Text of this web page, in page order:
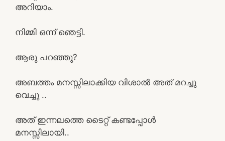
അറിയാം.
നിമ്മി ഒന്ന് ഞെട്ടി.
ആരു പറഞ്ഞു?
അബത്തം മനസ്സിലാക്കിയ വിശാൽ അത് മറച്ചു
വെച്ചു ..
അത് ഇന്നലത്തെ ടൈറ്റ് കണ്ടപ്പോൾ
മനസ്സിലായി..